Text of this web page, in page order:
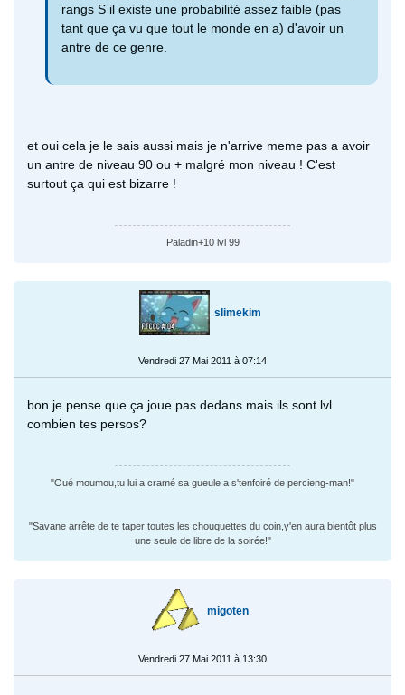
rangs S il existe une probabilité assez faible (pas
tant que ça vu que tout le monde en a) d'avoir un
antre de ce genre.
et oui cela je le sais aussi mais je n'arrive meme pas a avoir
un antre de niveau 90 ou + malgré mon niveau ! C'est
surtout ça qui est bizarre !
Paladin+10 lvl 99
slimekim
Vendredi 27 Mai 2011 à 07:14
bon je pense que ça joue pas dedans mais ils sont lvl
combien tes persos?
"Oué moumou,tu lui a cramé sa gueule a s'tenfoiré de percieng-man!"
"Savane arrête de te taper toutes les chouquettes du coin,y'en aura bientôt plus
une seule de libre de la soirée!"
migoten
Vendredi 27 Mai 2011 à 13:30